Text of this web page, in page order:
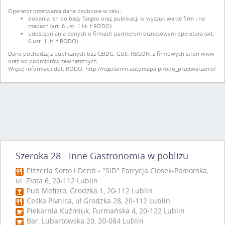
Operator przetwarza dane osobowe w celu:
dodania ich do bazy Targeo oraz publikacji w wyszukiwarce firm i na
mapach (art. 6 ust. 1 lit. f RODO)
udostępniania danych o firmach partnerom biznesowym operatora (art.
6 ust. 1 lit. f RODO)
Dane pochodzą z publicznych baz CEIDG, GUS, REGON, z firmowych stron www
oraz od podmiotów zewnętrznych.
Więcej informacji dot. RODO: http://regulamin.automapa.pl/odo_przetwarzanie/
Szeroka 28 - inne Gastronomia w pobliżu
Pizzeria Sotto i Denti - "SID" Patrycja Ciosek-Pomorska,
ul. Złota 6, 20-112 Lublin
Pub Mefisto, Grodzka 1, 20-112 Lublin
Ceska Pivnica, ul.Grodzka 28, 20-112 Lublin
Piekarnia Kuźmiuk, Furmańska 4, 20-122 Lublin
Bar, Lubartowska 20, 20-084 Lublin